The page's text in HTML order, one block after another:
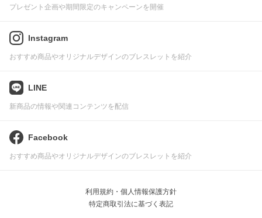
プレゼント企画や期間限定のキャンペーンを開催
Instagram
おすすめ商品やオリジナルデザインのブレスレットを紹介
LINE
新商品の情報や関連コンテンツを配信
Facebook
おすすめ商品やオリジナルデザインのブレスレットを紹介
利用規約・個人情報保護方針
特定商取引法に基づく表記